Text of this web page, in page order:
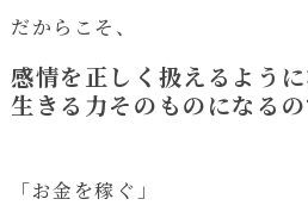
だからこそ、
感情を正しく扱えるように
生きる力そのものになるの
「お金を稼ぐ」